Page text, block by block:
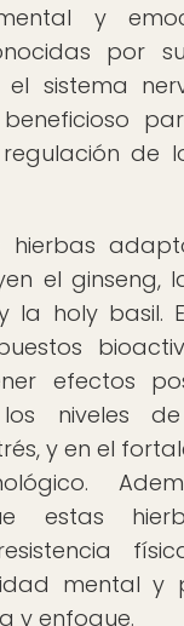
y
por
sistema
de
hierbas
el ginseng,
la holy basil.
efectos
niveles
y en el
estas
mental y
y enfoque.